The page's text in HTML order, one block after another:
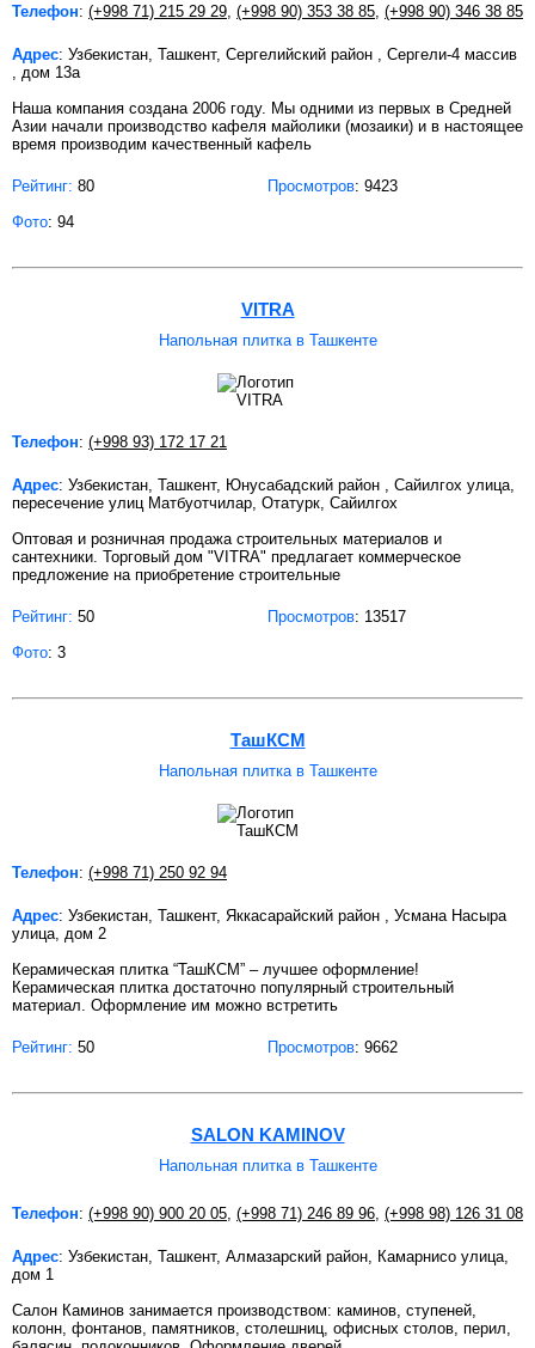
Телефон: (+998 71) 215 29 29 (+998 90) 353 38 85 (+998 90) 346 38 85
Адрес: Узбекистан, Ташкент, Сергелийский район , Сергели-4 массив
, дом 13а
Наша компания создана 2006 году. Мы одними из первых в Средней
Азии начали производство кафеля майолики (мозаики) и в настоящее
время производим качественный кафель
Рейтинг: 80 Просмотров: 9423
Фото: 94
VITRA
Напольная плитка в Ташкенте
Телефон: (+998 93) 172 17 21
Адрес: Узбекистан, Ташкент, Юнусабадский район , Сайилгох улица,
пересечение улиц Матбуотчилар, Отатурк, Сайилгох
Оптовая и розничная продажа строительных материалов и
сантехники. Торговый дом "VITRA" предлагает коммерческое
предложение на приобретение строительные
Рейтинг: 50 Просмотров: 13517
Фото: 3
ТашКСМ
Напольная плитка в Ташкенте
Телефон: (+998 71) 250 92 94
Адрес: Узбекистан, Ташкент, Яккасарайский район , Усмана Насыра
улица, дом 2
Керамическая плитка “ТашКСМ” – лучшее оформление!
Керамическая плитка достаточно популярный строительный
материал. Оформление им можно встретить
Рейтинг: 50 Просмотров: 9662
SALON KAMINOV
Напольная плитка в Ташкенте
Телефон: (+998 90) 900 20 05 (+998 71) 246 89 96 (+998 98) 126 31 08
Адрес: Узбекистан, Ташкент, Алмазарский район, Камарнисо улица,
дом 1
Салон Каминов занимается производством: каминов, ступеней,
колонн, фонтанов, памятников, столешниц, офисных столов, перил,